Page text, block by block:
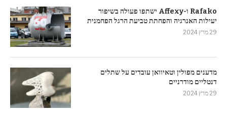
Rafako ו-Affexy ישתפו פעולה בשיפור
יעילות האנרגיה והפחתת טביעת הרגל הפחמנית
29 מרץ 2024
מדענים מפולין וטאיוואן עובדים על שתלים
דנטליים מודרניים
29 מרץ 2024